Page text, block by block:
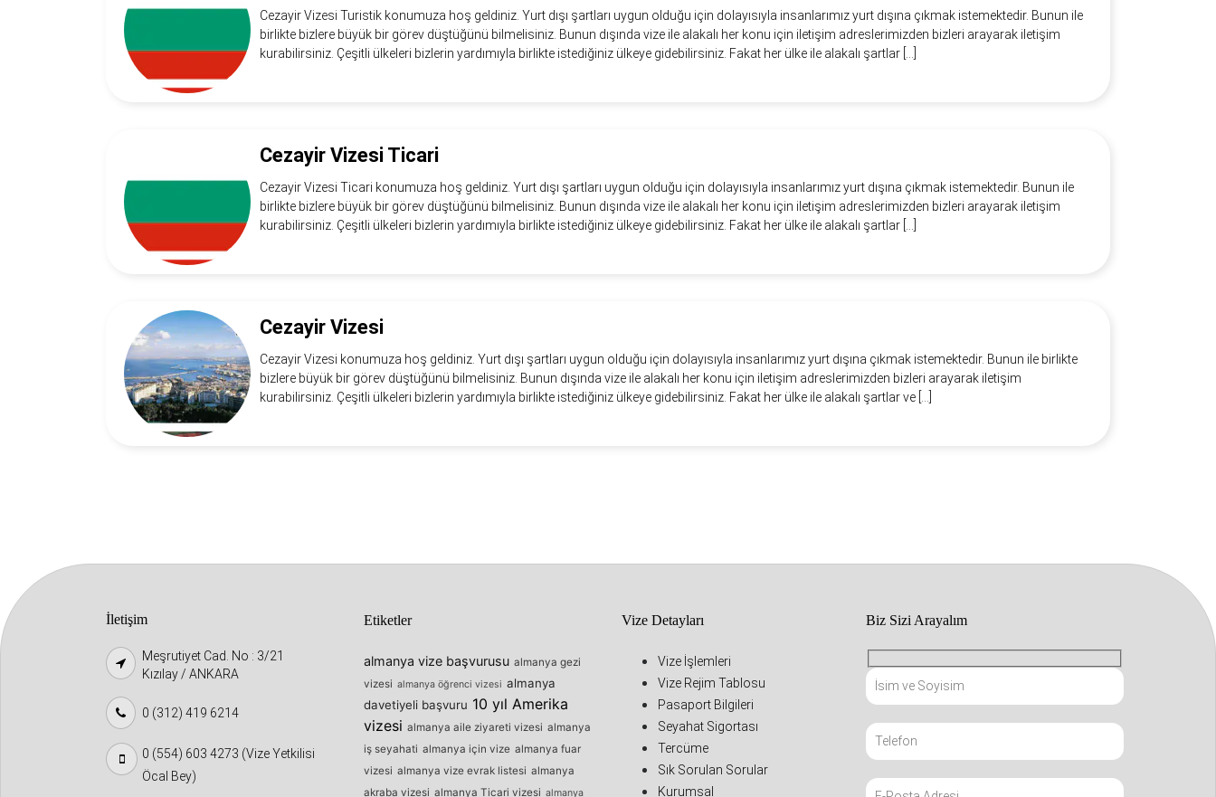
Cezayir Vizesi Turistik konumuza hoş geldiniz. Yurt dışı şartları uygun olduğu için dolayısıyla insanlarımız yurt dışına çıkmak istemektedir. Bunun ile
birlikte bizlere büyük bir görev düştüğünü bilmelisiniz. Bunun dışında vize ile alakalı her konu için iletişim adreslerimizden bizleri arayarak iletişim
kurabilirsiniz. Çeşitli ülkeleri bizlerin yardımıyla birlikte istediğiniz ülkeye gidebilirsiniz. Fakat her ülke ile alakalı şartlar […]
Cezayir Vizesi Ticari
Cezayir Vizesi Ticari konumuza hoş geldiniz. Yurt dışı şartları uygun olduğu için dolayısıyla insanlarımız yurt dışına çıkmak istemektedir. Bunun ile
birlikte bizlere büyük bir görev düştüğünü bilmelisiniz. Bunun dışında vize ile alakalı her konu için iletişim adreslerimizden bizleri arayarak iletişim
kurabilirsiniz. Çeşitli ülkeleri bizlerin yardımıyla birlikte istediğiniz ülkeye gidebilirsiniz. Fakat her ülke ile alakalı şartlar […]
Cezayir Vizesi
Cezayir Vizesi konumuza hoş geldiniz. Yurt dışı şartları uygun olduğu için dolayısıyla insanlarımız yurt dışına çıkmak istemektedir. Bunun ile birlikte
bizlere büyük bir görev düştüğünü bilmelisiniz. Bunun dışında vize ile alakalı her konu için iletişim adreslerimizden bizleri arayarak iletişim
kurabilirsiniz. Çeşitli ülkeleri bizlerin yardımıyla birlikte istediğiniz ülkeye gidebilirsiniz. Fakat her ülke ile alakalı şartlar ve […]
İletişim
Meşrutiyet Cad. No : 3/21
Kızılay / ANKARA
0 (312) 419 6214
0 (554) 603 4273 (Vize Yetkilisi
Öcal Bey)
Etiketler
almanya vize başvurusu almanya gezi
vizesi almanya öğrenci vizesi almanya
davetiyeli başvuru 10 yıl Amerika
vizesi almanya aile ziyareti vizesi almanya
iş seyahati almanya için vize almanya fuar
vizesi almanya vize evrak listesi almanya
akraba vizesi almanya Ticari vizesi almanya
Vize Detayları
Vize İşlemleri
Vize Rejim Tablosu
Pasaport Bilgileri
Seyahat Sigortası
Tercüme
Sık Sorulan Sorular
Kurumsal
Biz Sizi Arayalım